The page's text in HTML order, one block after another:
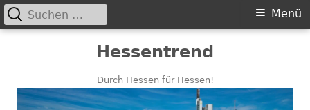
Hessentrend
Durch Hessen für Hessen!
Primäres
Menü
Suchen
nach: